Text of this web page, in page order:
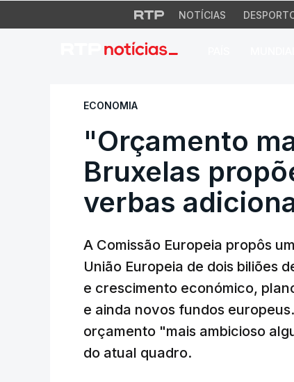
NOTÍCIAS
"Orçamento
ECONOMIA
"Orçamento
Bruxelas
verbas
A Comissão Europeia propôs
União Europeia de dois biliões
e crescimento económico,
e ainda novos fundos
orçamento "mais ambicioso
do atual quadro.